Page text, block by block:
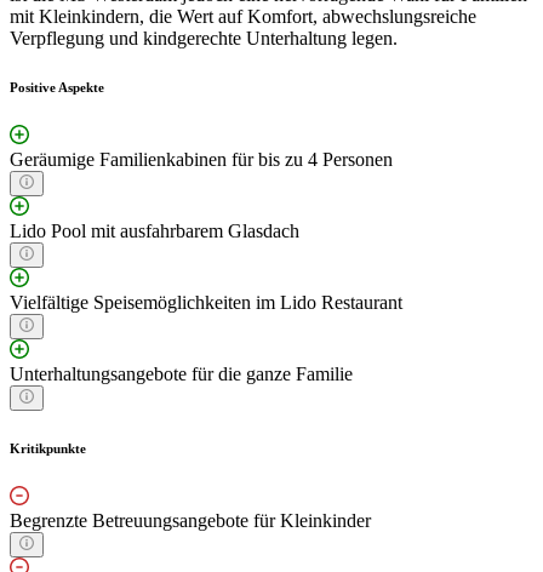
mit Kleinkindern, die Wert auf Komfort, abwechslungsreiche
Verpflegung und kindgerechte Unterhaltung legen.
Positive Aspekte
Geräumige Familienkabinen für bis zu 4 Personen
Lido Pool mit ausfahrbarem Glasdach
Vielfältige Speisemöglichkeiten im Lido Restaurant
Unterhaltungsangebote für die ganze Familie
Kritikpunkte
Begrenzte Betreuungsangebote für Kleinkinder